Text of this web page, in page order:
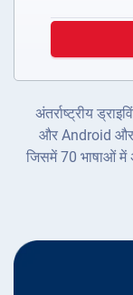
अंतर्राष्ट्रीय
और Android और
जिसमें 70 भाषाओं में